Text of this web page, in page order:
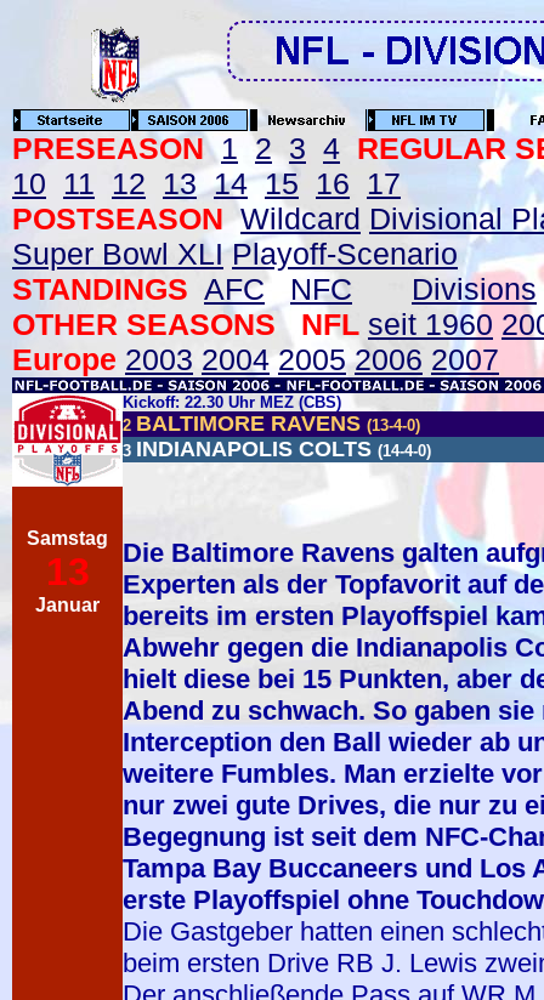
PRESEASON 1 2 3 4 REGULAR
10
11 12 13 14 15 16
17
POSTSEASON Wildcard Divisional
Super Bowl XLI Playoff-Scenario
STANDINGS AFC NFC
Divisions
OTHER SEASONS NFL seit 1960
Europe 2003 2004 2005 2006 2007
Samstag
13
Januar
Kickoff: 22.30 Uhr MEZ (CBS)
2 BALTIMORE RAVENS (13-4-0)
3 INDIANAPOLIS COLTS (14-4-0)
Die Baltimore Ravens galten
Experten als der Topfavorit auf
bereits im ersten Playoffspiel
Abwehr gegen die Indianapolis
hielt diese bei 15 Punkten, aber
Abend zu schwach. So gaben
Interception den Ball wieder ab
weitere Fumbles. Man erzielte
nur zwei gute Drives, die nur zu
Begegnung ist seit dem NFC-
Tampa Bay Buccaneers und Los
erste Playoffspiel ohne
Die Gastgeber hatten einen
beim ersten Drive RB J. Lewis